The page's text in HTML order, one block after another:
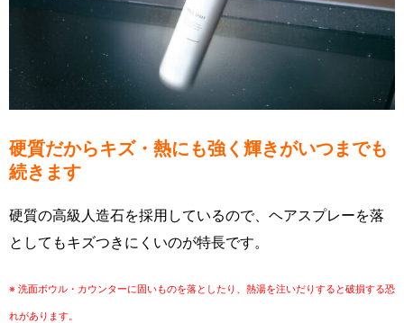
硬質だからキズ・熱にも強く輝きがいつまでも
続きます
硬質の高級人造石を採用しているので、ヘアスプレーを落
としてもキズつきにくいのが特長です。
※ 洗面ボウル・カウンターに固いものを落としたり、熱湯を注いだりすると破損する恐
れがあります。